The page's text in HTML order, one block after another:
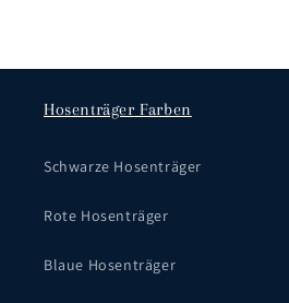
Hosenträger Farben
Schwarze Hosenträger
Rote Hosenträger
Blaue Hosenträger